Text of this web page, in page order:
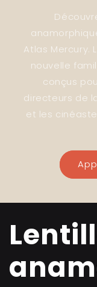
Atlas Mercury.
nouvelle
conçus
directeurs de
et les